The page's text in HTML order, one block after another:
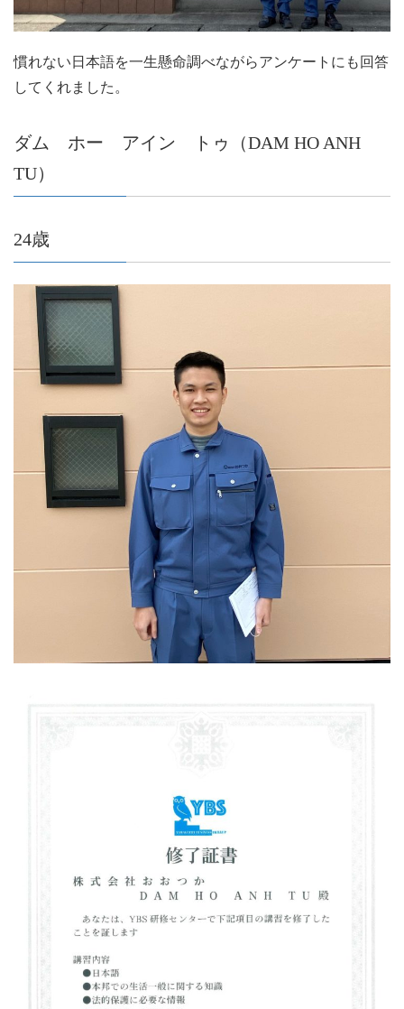
慣れない日本語を一生懸命調べながらアンケートにも回答
してくれました。
ダム ホー アイン トゥ（DAM HO ANH
TU）
24歳